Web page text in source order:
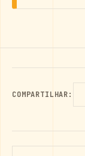
COMPARTILHAR: